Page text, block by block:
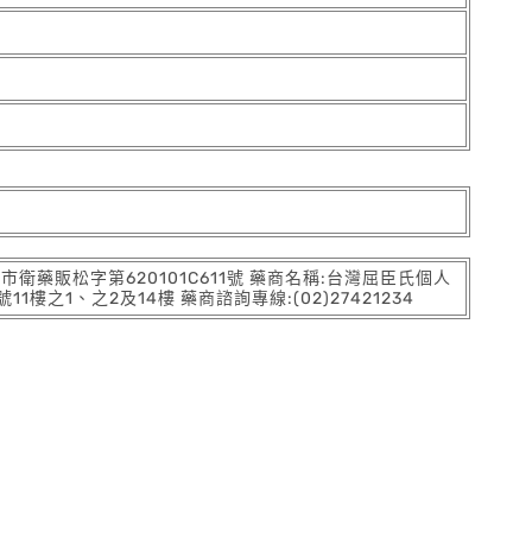
藥販松字第620101C611號 藥商名稱:台灣屈臣氏個人
11樓之1、之2及14樓 藥商諮詢專線:(02)27421234